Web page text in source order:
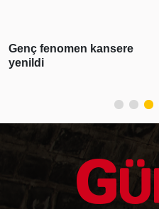
Genç fenomen kansere
yenildi